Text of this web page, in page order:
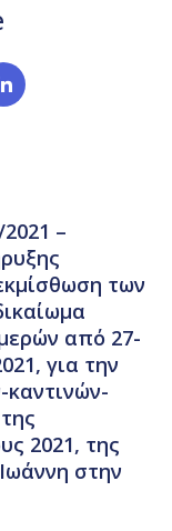
–
των
από 27-
για την
2021, της
στην